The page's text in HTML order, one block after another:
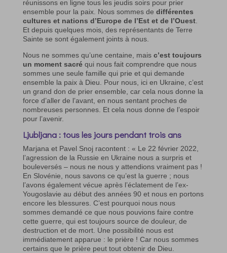
réunissons en ligne tous les jeudis soirs pour prier
ensemble pour la paix. Nous sommes de différentes
cultures et nations d’Europe de l’Est et de l’Ouest.
Et depuis quelques mois, des représentants de Terre
Sainte se sont également joints à nous.
Nous ne sommes qu’une centaine, mais c’est toujours
un moment sacré qui nous fait comprendre que nous
sommes une seule famille qui prie et qui demande
ensemble la paix à Dieu. Pour nous, ici en Ukraine, c’est
un grand don de prier ensemble, car cela nous donne la
force d’aller de l’avant, en nous sentant proches de
nombreuses personnes. Et cela nous donne de l’espoir
pour l’avenir.
Ljubljana : tous les jours pendant trois ans
Marjana et Pavel Snoj racontent : « Le 22 février 2022,
l’agression de la Russie en Ukraine nous a surpris et
bouleversés – nous ne nous y attendions vraiment pas !
En Slovénie, nous savons ce qu’est la guerre ; nous
l’avons également vécue après l’éclatement de l’ex-
Yougoslavie au début des années 90 et nous en portons
encore les blessures. C’est pourquoi nous nous
sommes demandé ce que nous pouvions faire contre
cette guerre, qui est toujours source de douleur, de
destruction et de mort. Une possibilité nous est
immédiatement apparue : le prière ! Car nous sommes
certains que le prière peut tout obtenir de Dieu.